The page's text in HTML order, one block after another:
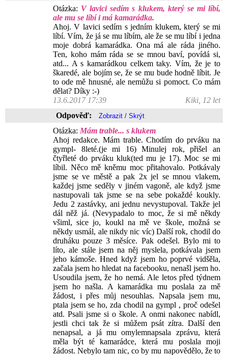
Otázka: V lavici sedím s klukem, který se mi líbí,
ale mu se líbí i má kamarádka.
Ahoj. V lavici sedím s jedním klukem, který se mi
líbí. Vím, že já se mu líbím, ale že se mu líbí i jedna
moje dobrá kamarádka. Ona má ale ráda jiného.
Ten, koho mám ráda se se mnou baví, povídá si,
atd... A s kamarádkou celkem taky. Vím, že je to
škaredé, ale bojím se, že se mu bude hodně líbit. Je
to ode mě hnusné, ale nemůžu si pomoct. Co mám
dělat? Díky :-)
13.6.2017 17:39
Kiki, 12 let
Odpověď:
Otázka: Mám trable... s klukem
Ahoj redakce. Mám trable. Chodím do prváku na
gympl- 8leté.(je mi 16) Minulej rok, přišel an
čtyřleté do prváku kluk(ted mu je 17). Moc se mi
líbil. Něco mě kněmu moc přitahovalo. Potkávaly
jsme se ve městě a pak 2x jel se mnou vlakem,
každej jsme seděly v jiném vagoně, ale když jsme
nastupovali tak jsme se na sebe pokaždé koukly.
Jedu 2 zastávky, ani jednu nevystupoval. Takže jel
dál něž já. (Nevypadalo to moc, že si mě někdy
všiml, sice jo, koukl na mě ve škole, možná se
někdy usmál, ale nikdy nic víc) Další rok, chodil do
druháku pouze 3 měsíce. Pak odešel. Bylo mi to
líto, ale stále jsem na něj myslela, potkávala jsem
jeho kámoše. Hned když jsem ho poprvé vidšěla,
začala jsem ho hledat na facebooku, nenašl jsem ho.
Usoudila jsem, že ho nemá. Ale letos před týdnem
jsem ho našla. A kamarádka mu poslala za mě
žádost, i přes můj nesouhlas. Napsala jsem mu,
ptala jsem se ho, zda chodil na gympl , proč odešel
atd. Psali jsme si o škole. A onmi nakonec nabídl,
jestli chci tak že si můžem psát zítra. Další den
nenapsal, a já mu omylemnapsala zprávu, která
měla být té kamarádce, která mu poslala moji
žádost. Nebylo tam nic, co by mu napovědělo, že to